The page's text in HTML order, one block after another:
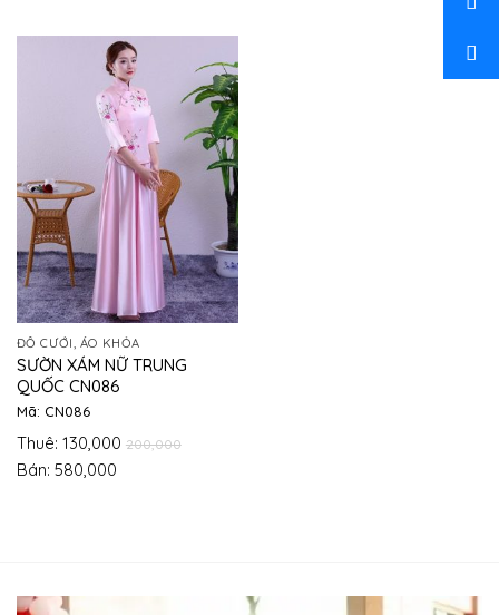
ĐỒ CƯỚI, ÁO KHỎA
SƯỜN XÁM NỮ TRUNG
QUỐC CN086
Mã: CN086
Thuê: 130,000 200,000
Bán: 580,000